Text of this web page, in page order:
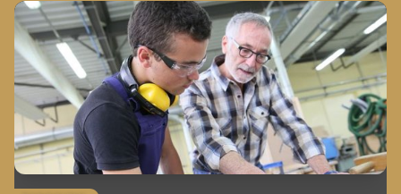
miselnost lahko vplivala na vodenje Katoliške cerkve.